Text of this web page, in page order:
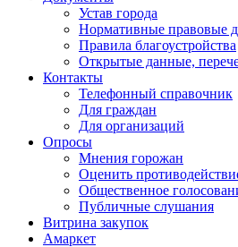
Устав города
Нормативные правовые
Правила благоустройства
Открытые данные,
Контакты
Телефонный справочник
Для граждан
Для организаций
Опросы
Мнения горожан
Оценить
Общественное
Публичные слушания
Витрина закупок
Амаркет